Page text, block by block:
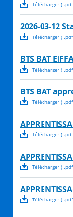
Télécharger( .pdf,
2026-03-12
Télécharger( .pdf,
BTS BAT
Télécharger( .pdf,
BTS BAT
Télécharger( .pdf,
Télécharger( .pdf,
Télécharger( .pdf,
Télécharger( .pdf,